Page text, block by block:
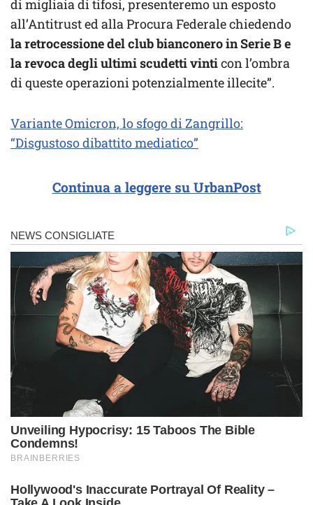
di migliaia di tifosi, presenteremo un esposto
all’Antitrust ed alla Procura Federale chiedendo
la retrocessione del club bianconero in Serie B e
la revoca degli ultimi scudetti vinticon l’ombra
di queste operazioni potenzialmente illecite”.
Variante Omicron, lo sfogo di Zangrillo:
“Disgustoso dibattito mediatico”
Continua a leggere su UrbanPost